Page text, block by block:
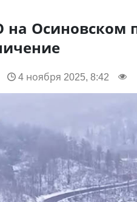
на Осиновском
4 ноября 2025, 8:42